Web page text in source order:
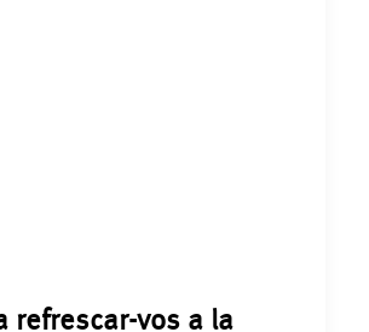
refrescar-vos a la